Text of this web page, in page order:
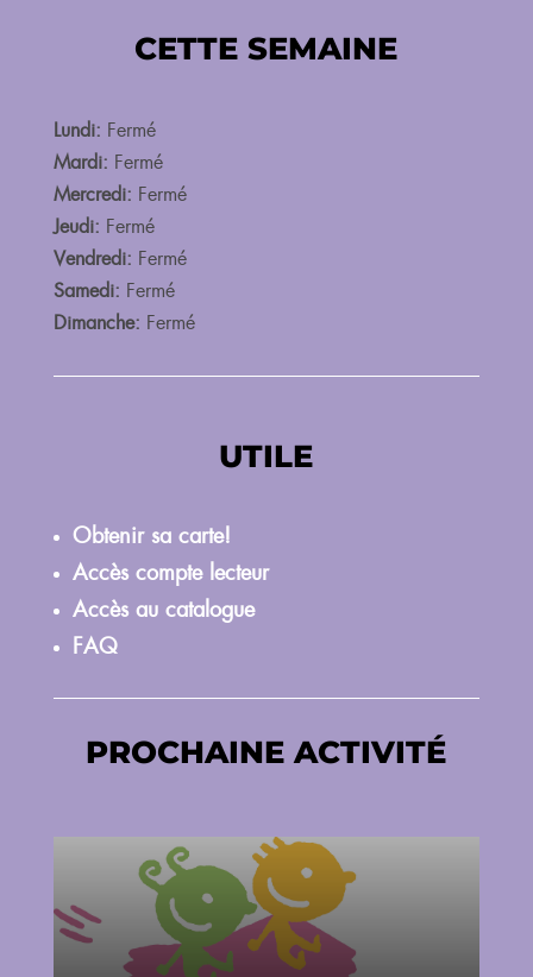
CETTE SEMAINE
Lundi: Fermé
Mardi: Fermé
Mercredi: Fermé
Jeudi: Fermé
Vendredi: Fermé
Samedi: Fermé
Dimanche: Fermé
UTILE
Obtenir sa carte!
Accès compte lecteur
Accès au catalogue
FAQ
PROCHAINE ACTIVITÉ